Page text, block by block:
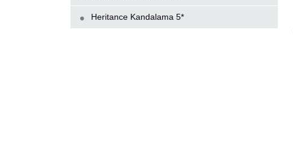
Heritance Kandalama 5*